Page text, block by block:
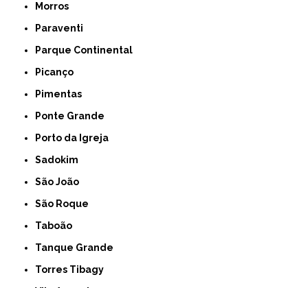
Morros
Paraventi
Parque Continental
Picanço
Pimentas
Ponte Grande
Porto da Igreja
Sadokim
São João
São Roque
Taboão
Tanque Grande
Torres Tibagy